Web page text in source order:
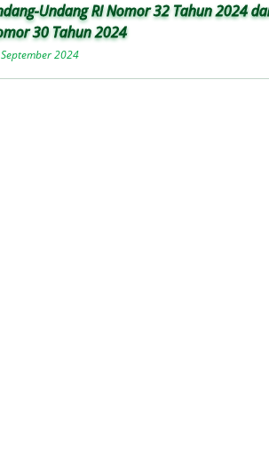
Undang RI Nomor 32 Tahun 2024
30 Tahun 2024
2024